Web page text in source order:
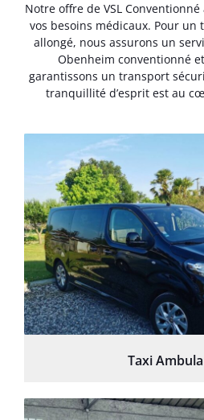
Notre offre de VSL
vos besoins médicaux. Pour un
allongé, nous assurons un
Obenheim conventionné
garantissons un transport
tranquillité d’esprit est au
Taxi